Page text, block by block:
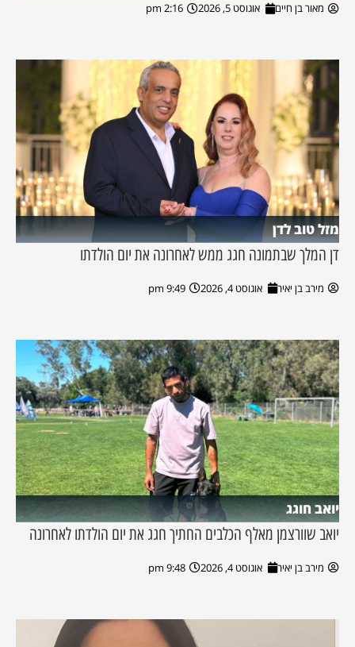
מאור בן חיים אוגוסט 5, 2026 2:16 pm
מזל טוב לדן
דן המלך שבתמונה חגג ממש לאחרונה את יום הולדתו
מירב בן יאיר אוגוסט 4, 2026 9:49 pm
יואב חוגג
יואב שוורצמן מאלף הכלבים החתיך חגג את יום הולדתו לאחרונה
מירב בן יאיר אוגוסט 4, 2026 9:48 pm